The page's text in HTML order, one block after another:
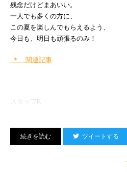
< HOUSE / ELECTRO >
DJ QP
DJ SACRA
残念だけどまあいい。
一人でも多くの方に、
この夏を楽しんでもらえるよう、
今日も、明日も頑張るのみ！
＊ 関連記事
スタッフK
ツイートする